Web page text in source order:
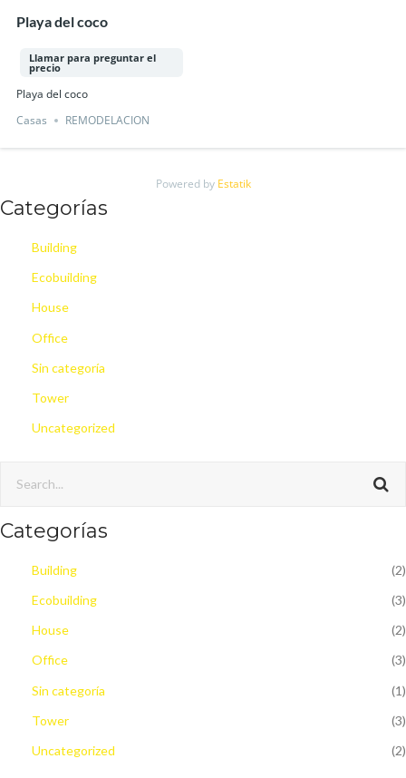
Playa del coco
Llamar para preguntar el
precio
Playa del coco
Casas
REMODELACION
Powered by Estatik
Categorías
Building
Ecobuilding
House
Office
Sin categoría
Tower
Uncategorized
Categorías
Building
(2)
Ecobuilding
(3)
House
(2)
Office
(3)
Sin categoría
(1)
Tower
(3)
Uncategorized
(2)